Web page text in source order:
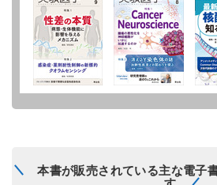
本書が販売されている主な電子